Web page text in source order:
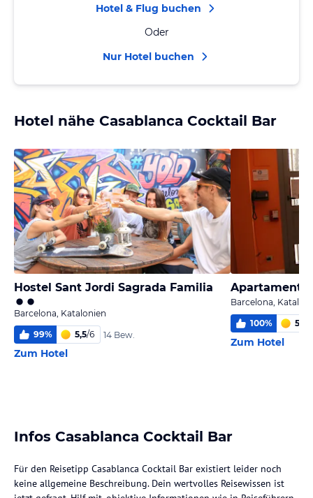
Hotel & Flug buchen
Oder
Nur Hotel buchen
Hotel nähe Casablanca Cocktail Bar
Hostel Sant Jordi Sagrada Familia
Barcelona, Katalonien
99% 5,5/6 14 Bew.
Zum Hotel
Apartaments
Barcelona,
100% 5,0
Zum Hotel
Infos Casablanca Cocktail Bar
Für den Reisetipp Casablanca Cocktail Bar existiert leider noch
keine allgemeine Beschreibung. Dein wertvolles Reisewissen ist